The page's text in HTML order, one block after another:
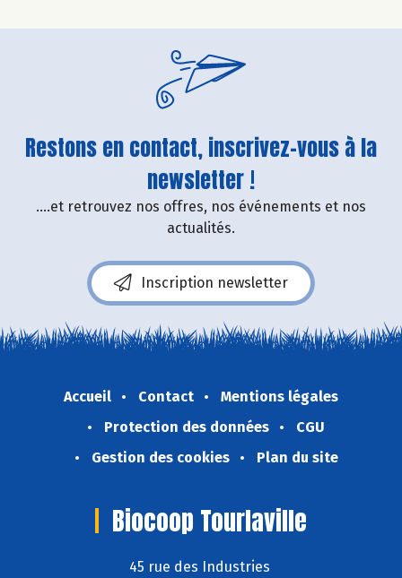
Restons en contact, inscrivez-vous à la
newsletter !
....et retrouvez nos offres, nos événements et nos
actualités.
Inscription newsletter
Accueil Contact
Mentions légales
Protection des données
CGU
Gestion des cookies
Plan du site
Biocoop Tourlaville
45 rue des Industries